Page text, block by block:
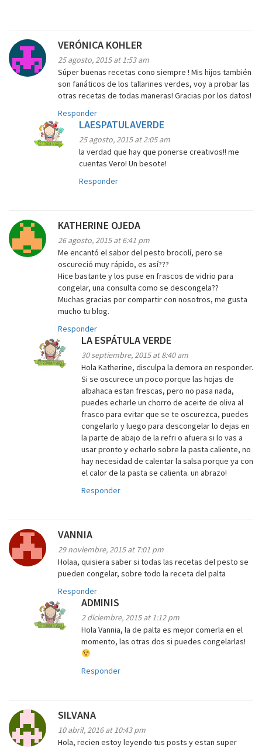
VERÓNICA KOHLER
25 agosto, 2015 at 1:53 am
Súper buenas recetas cono siempre ! Mis hijos también
son fanáticos de los tallarines verdes, voy a probar las
otras recetas de todas maneras! Gracias por los datos!
Responder
LAESPATULAVERDE
25 agosto, 2015 at 2:05 am
la verdad que hay que ponerse creativos!! me
cuentas Vero! Un besote!
Responder
KATHERINE OJEDA
26 agosto, 2015 at 6:41 pm
Me encantó el sabor del pesto brocolí, pero se
oscureció muy rápido, es así???
Hice bastante y los puse en frascos de vidrio para
congelar, una consulta como se descongela??
Muchas gracias por compartir con nosotros, me gusta
mucho tu blog.
Responder
LA ESPÁTULA VERDE
30 septiembre, 2015 at 8:40 am
Hola Katherine, disculpa la demora en responder.
Si se oscurece un poco porque las hojas de
albahaca estan frescas, pero no pasa nada,
puedes echarle un chorro de aceite de oliva al
frasco para evitar que se te oscurezca, puedes
congelarlo y luego para descongelar lo dejas en
la parte de abajo de la refri o afuera si lo vas a
usar pronto y echarlo sobre la pasta caliente, no
hay necesidad de calentar la salsa porque ya con
el calor de la pasta se calienta. un abrazo!
Responder
VANNIA
29 noviembre, 2015 at 7:01 pm
Holaa, quisiera saber si todas las recetas del pesto se
pueden congelar, sobre todo la receta del palta
Responder
ADMINIS
2 diciembre, 2015 at 1:12 pm
Hola Vannia, la de palta es mejor comerla en el
momento, las otras dos si puedes congelarlas!
Responder
SILVANA
10 abril, 2016 at 10:43 pm
Hola, recien estoy leyendo tus posts y estan super